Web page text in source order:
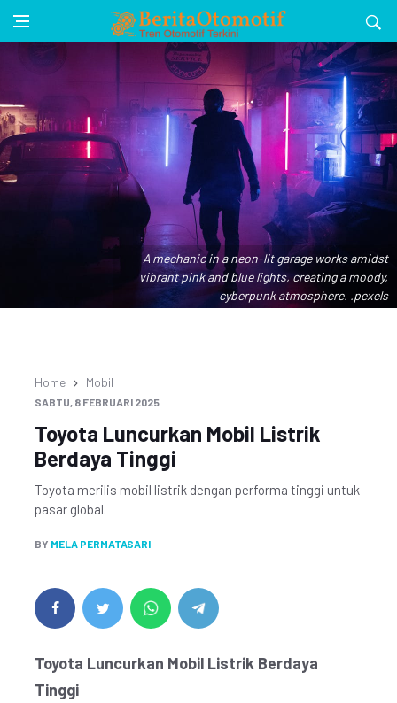
A mechanic in a neon-lit garage works amidst
vibrant pink and blue lights, creating a moody,
cyberpunk atmosphere. .pexels
Home Mobil
SABTU, 8 FEBRUARI 2025
Toyota Luncurkan Mobil Listrik
Berdaya Tinggi
Toyota merilis mobil listrik dengan performa tinggi untuk
pasar global.
BY MELA PERMATASARI
Toyota Luncurkan Mobil Listrik Berdaya
Tinggi